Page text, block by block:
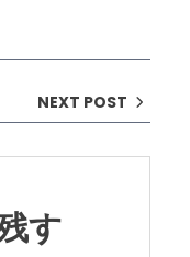
NEXT POST
す